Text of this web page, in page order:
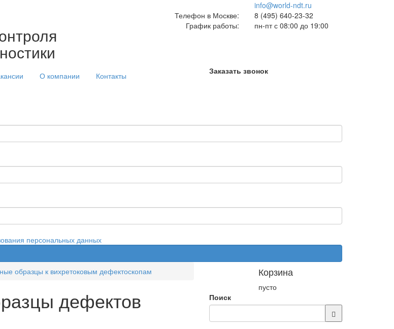
info@world-ndt.ru
Телефон в Москве:
8 (495) 640-23-32
График работы:
пн-пт с 08:00 до 19:00
О компании Контакты Заказать звонок
персональных данных
образцы к вихретоковым дефектоскопам
дефектов
Корзина
пусто
Поиск